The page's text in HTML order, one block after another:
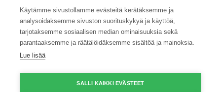
Twitter FacebookYouTubeInstagramLinkedIn
Käytämme sivustollamme evästeitä kerätäksemme ja
analysoidaksemme sivuston suorituskykyä ja käyttöä,
tarjotaksemme sosiaalisen median ominaisuuksia sekä
parantaaksemme ja räätälöidäksemme sisältöä ja mainoksia.
Lue lisää
SALLI KAIKKI EVÄSTEET